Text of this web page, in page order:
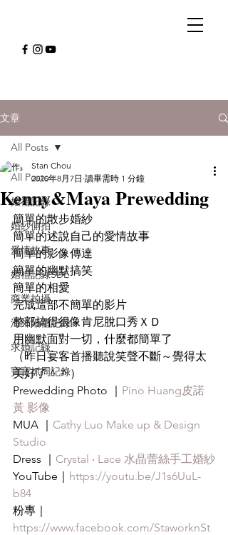
文章
All Posts
婚禮記錄
婚紗側拍
愛情故事
婚禮記錄SDE
商業拍攝
海外婚禮記錄
求婚記錄
寶寶抓周記錄
All Posts
Kenny&Maya Prewedding
Stan Chou
2020年8月7日 讀畢需時 1 分鐘
簡單的散步婚紗
簡單的述說自己的愛情故事
簡單的影像傳達
簡單的幽默搞笑
簡單的相愛
完成這部不簡單的影片
整部搞得很像肯尼脫口秀ＸＤ
用幽默面對一切，什麼都簡單了
（昨日宴客首播聽說笑聲不斷～覺得太
美好了＾＾）
Prewedding Photo ｜ Pino Huang皮諾
黃 影像
MUA ｜ Cathy Luo Make up & Design
Studio
Dress ｜ Crystal ‧ Lace 水晶蕾絲手工婚紗
YouTube｜ https://youtu.be/J1s6UuL-
b84
粉專｜
https://www.facebook.com/StaworknSt